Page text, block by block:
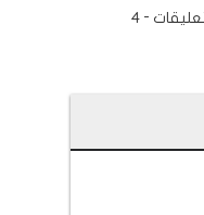
- 4